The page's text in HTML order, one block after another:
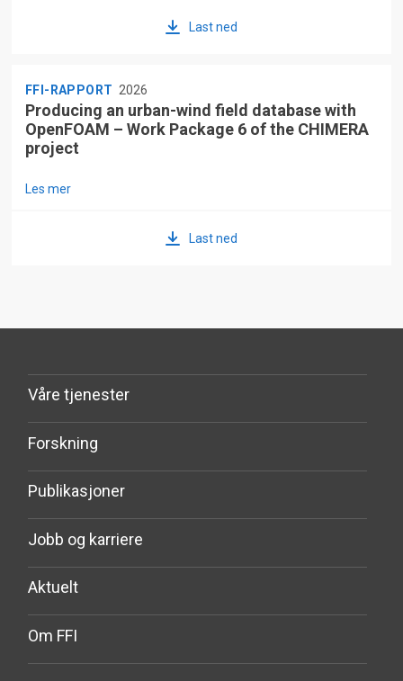
Last ned
FFI-RAPPORT 2026
Producing an urban-wind field database with
OpenFOAM – Work Package 6 of the CHIMERA
project
Les mer
Last ned
Våre tjenester
Forskning
Publikasjoner
Jobb og karriere
Aktuelt
Om FFI